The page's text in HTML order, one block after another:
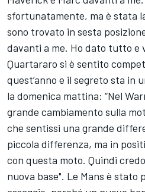
sfortunatamente, ma è stata
sono trovato in sesta
davanti a me. Ho dato tutto e
Quartararo si è sentito
quest’anno e il segreto sta in
la domenica mattina: “Nel
grande cambiamento sulla
che sentissi una grande
piccola differenza, ma in
con questa moto. Quindi
nuova base". Le Mans è stato